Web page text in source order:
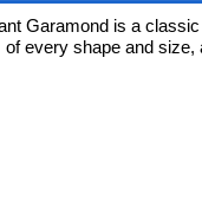
Garamond is a
every shape and size,